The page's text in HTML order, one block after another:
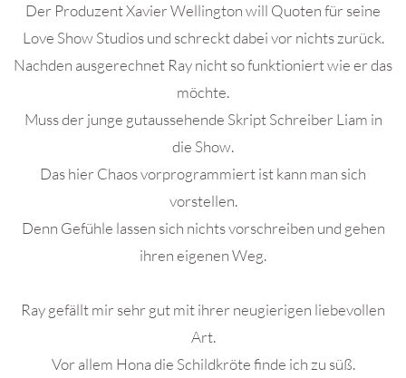
Der Produzent Xavier Wellington will Quoten für seine
Love Show Studios und schreckt dabei vor nichts zurück.
Nachden ausgerechnet Ray nicht so funktioniert wie er das
möchte.
Muss der junge gutaussehende Skript Schreiber Liam in
die Show.
Das hier Chaos vorprogrammiert ist kann man sich
vorstellen.
Denn Gefühle lassen sich nichts vorschreiben und gehen
ihren eigenen Weg.
Ray gefällt mir sehr gut mit ihrer neugierigen liebevollen
Art.
Vor allem Hona die Schildkröte finde ich zu süß.